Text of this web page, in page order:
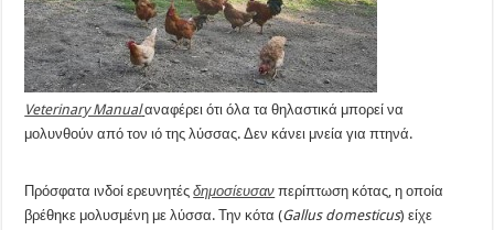
Veterinary Manual αναφέρει ότι όλα τα θηλαστικά μπορεί να
μολυνθούν από τον ιό της λύσσας. Δεν κάνει μνεία για πτηνά.
Πρόσφατα ινδοί ερευνητέςδημοσίευσαν περίπτωση κότας, η οποία
βρέθηκε μολυσμένη με λύσσα. Την κότα (Gallus domesticus) είχε